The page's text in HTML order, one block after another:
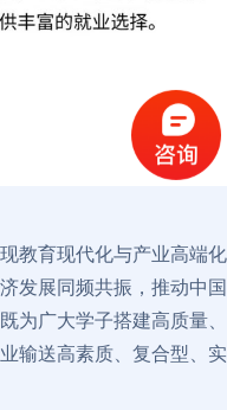
教育现代化与产业高端化
发展同频共振，推动中国
为广大学子搭建高质量、
输送高素质、复合型、实